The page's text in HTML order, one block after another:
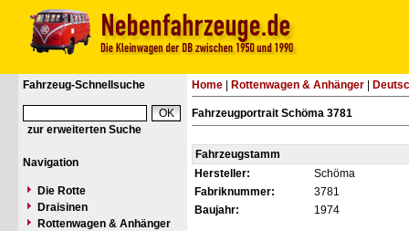
Fahrzeug-Schnellsuche
zur erweiterten Suche
Navigation
Die Rotte
Draisinen
Rottenwagen & Anhänger
Home Rottenwagen & Anhänger
Fahrzeugportrait Schöma 3781
Fahrzeugstamm
Hersteller:
Schöma
Fabriknummer:
3781
Baujahr:
1974